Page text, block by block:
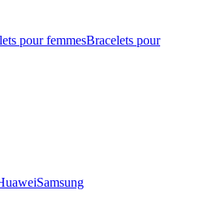
pour femmesBracelets pour
Samsung